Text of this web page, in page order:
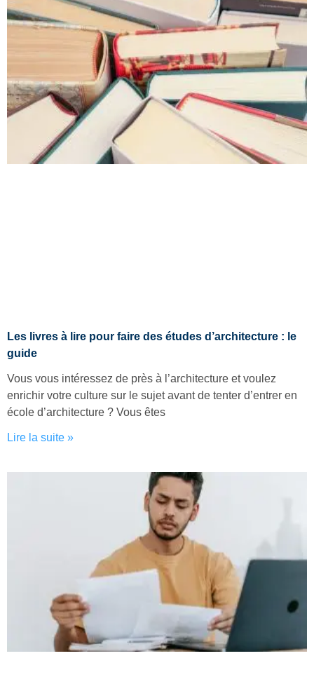
Les livres à lire pour faire des études d’architecture : le
guide
Vous vous intéressez de près à l’architecture et voulez
enrichir votre culture sur le sujet avant de tenter d’entrer en
école d’architecture ? Vous êtes
Lire la suite »